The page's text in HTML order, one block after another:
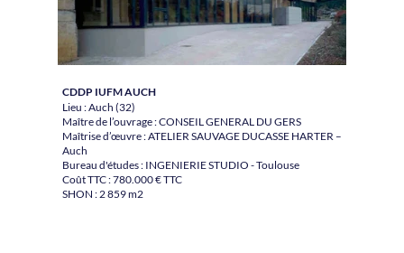
CDDP IUFM AUCH
Lieu : Auch (32)
Maître de l’ouvrage : CONSEIL GENERAL DU GERS
Maîtrise d’œuvre : ATELIER SAUVAGE DUCASSE HARTER –
Auch
Bureau d'études : INGENIERIE STUDIO - Toulouse
Coût TTC : 780.000 € TTC
SHON : 2 859 m2